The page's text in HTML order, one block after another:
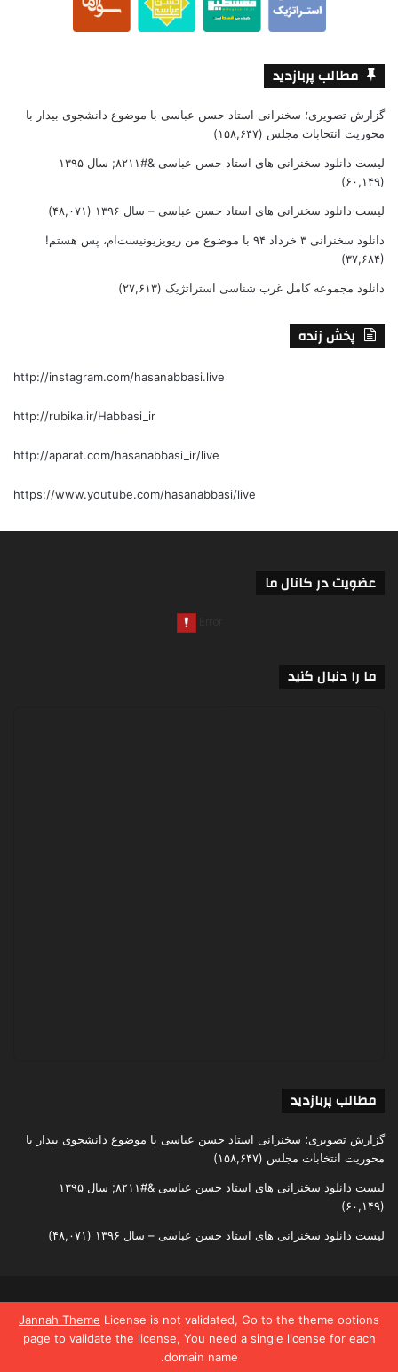
Jannah Theme License is not validated, Go to the theme options
page to validate the license, You need a single license for each
domain name.
مطالب پربازدید
گزارش تصویری؛ سخنرانی استاد حسن عباسی با موضوع دانشجوی بیدار با
محوریت انتخابات مجلس (۱۵۸,۶۴۷)
لیست دانلود سخنرانی های استاد حسن عباسی &#۸۲۱۱; سال ۱۳۹۵
(۶۰,۱۴۹)
لیست دانلود سخنرانی های استاد حسن عباسی – سال ۱۳۹۶ (۴۸,۰۷۱)
دانلود سخنرانی ۳ خرداد ۹۴ با موضوع من ریویزیونیست‌ام، پس هستم!
(۳۷,۶۸۴)
دانلود مجموعه کامل غرب شناسی استراتژیک (۲۷,۶۱۳)
پخش زنده
http://instagram.com/hasanabbasi.live
http://rubika.ir/Habbasi_ir
http://aparat.com/hasanabbasi_ir/live
https://www.youtube.com/hasanabbasi/live
عضویت در کانال ما
ما را دنبال کنید
مطالب پربازدید
گزارش تصویری؛ سخنرانی استاد حسن عباسی با موضوع دانشجوی بیدار با
محوریت انتخابات مجلس (۱۵۸,۶۴۷)
لیست دانلود سخنرانی های استاد حسن عباسی &#۸۲۱۱; سال ۱۳۹۵
(۶۰,۱۴۹)
لیست دانلود سخنرانی های استاد حسن عباسی – سال ۱۳۹۶ (۴۸,۰۷۱)